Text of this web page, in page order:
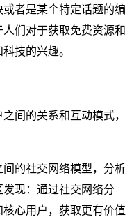
或者是某个特定话题的编
们对于获取免费资源和
技的兴趣。
间的关系和互动模式，
的社交网络模型，分析
现：通过社交网络分
心用户，获取更有价值